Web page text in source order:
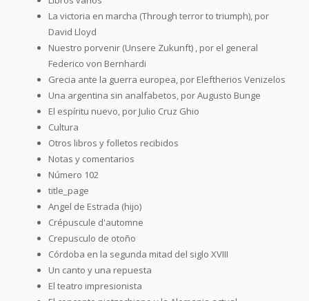
La victoria en marcha (Through terror to triumph), por
David Lloyd
Nuestro porvenir (Unsere Zukunft) , por el general
Federico von Bernhardi
Grecia ante la guerra europea, por Eleftherios Venizelos
Una argentina sin analfabetos, por Augusto Bunge
El espíritu nuevo, por Julio Cruz Ghio
Cultura
Otros libros y folletos recibidos
Notas y comentarios
Número 102
title_page
Angel de Estrada (hijo)
Crépuscule d'automne
Crepusculo de otoño
Córdoba en la segunda mitad del siglo XVIII
Un canto y una repuesta
El teatro impresionista